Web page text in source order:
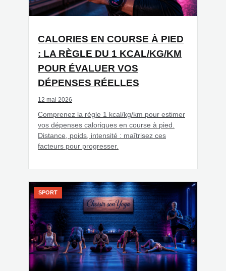
CALORIES EN COURSE À PIED
: LA RÈGLE DU 1 KCAL/KG/KM
POUR ÉVALUER VOS
DÉPENSES RÉELLES
12 mai 2026
Comprenez la règle 1 kcal/kg/km pour estimer
vos dépenses caloriques en course à pied.
Distance, poids, intensité : maîtrisez ces
facteurs pour progresser.
SPORT